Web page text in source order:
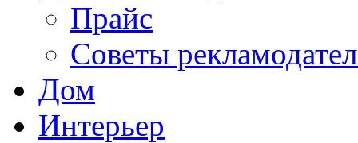
Прайс
Советы
Дом
Интерьер